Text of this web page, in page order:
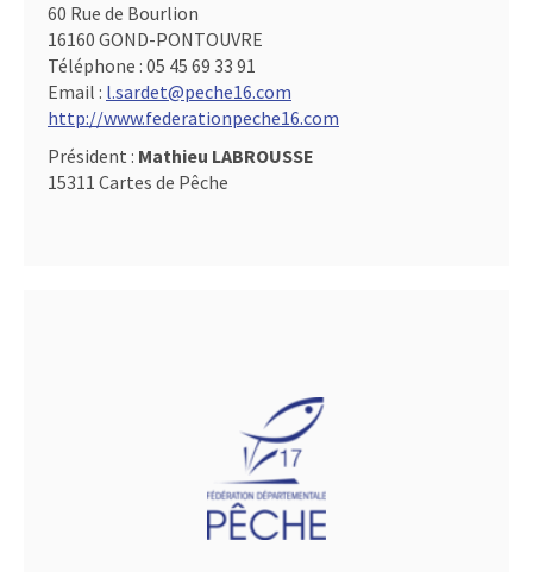
60 Rue de Bourlion
16160 GOND-PONTOUVRE
Téléphone : 05 45 69 33 91
Email : l.sardet@peche16.com
http://www.federationpeche16.com
Président : Mathieu LABROUSSE
15311 Cartes de Pêche